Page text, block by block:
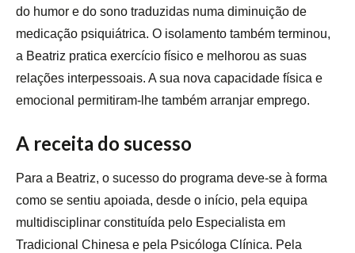
do humor e do sono traduzidas numa diminuição de
medicação psiquiátrica. O isolamento também terminou,
a Beatriz pratica exercício físico e melhorou as suas
relações interpessoais. A sua nova capacidade física e
emocional permitiram-lhe também arranjar emprego.
A receita do sucesso
Para a Beatriz, o sucesso do programa deve-se à forma
como se sentiu apoiada, desde o início, pela equipa
multidisciplinar constituída pelo Especialista em
Tradicional Chinesa e pela Psicóloga Clínica. Pela